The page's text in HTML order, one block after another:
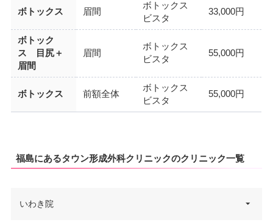
ボトックス 眉間
ボトックス
ビスタ
33,000円
ボトック
ス 目尻＋
眉間
眉間
ボトックス
ビスタ
55,000円
ボトックス 前額全体
ボトックス
ビスタ
55,000円
福島にあるタウン形成外科クリニックのクリニック一覧
いわき院